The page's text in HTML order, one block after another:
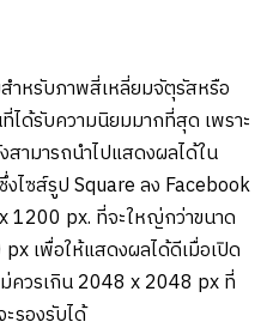
ำหรับภาพสี่เหลี่ยมจัตุรัสหรือ
ด้รับความนิยมมากที่สุด เพราะ
สามารถนำไปแสดงผลได้ใน
ซส์รูป Square ลง Facebook
1200 px. ที่จะใหญ่กว่าขนาด
เพื่อให้แสดงผลได้ดีเมื่อเปิด
ควรเกิน 2048 x 2048 px ที่
รองรับได้